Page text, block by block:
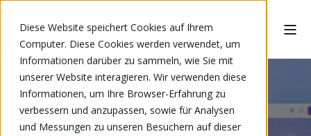
Diese Website speichert Cookies auf Ihrem
Computer. Diese Cookies werden verwendet, um
Informationen darüber zu sammeln, wie Sie mit
unserer Website interagieren. Wir verwenden diese
Informationen, um Ihre Browser-Erfahrung zu
verbessern und anzupassen, sowie für Analysen
und Messungen zu unseren Besuchern auf dieser
MICHAEL FREULER SEP 12, 2025, 2:29:58 PM